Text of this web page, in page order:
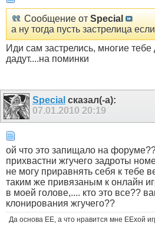
Сообщение от Special
а ну тогда пусть застрелица
Иди сам застрелись, многие тебе
дадут....на поминки
Special сказал(-а):
07.01.2010 20:19
ой что это запищало на
прихвастни жгучего задроты
не могу приравнять себя к тебе
таким же привязаным к онлайн
в моей голове,.... кто это все??
клонирования жгучего??
Да основа ЕЕ, а что нравится мне ЕЕхой